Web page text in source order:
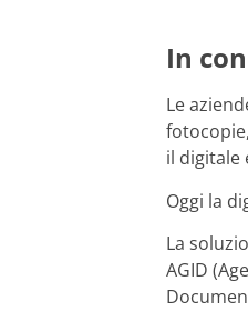
In
Le
il digitale
Oggi la
La
AGID